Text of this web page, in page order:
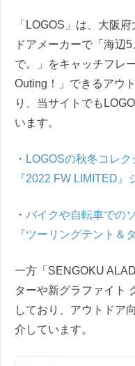
「LOGOS」は、大阪
ドアメーカーで「海辺
で。」をキャッチフレ
Outing！」できるアウ
り、当サイトでも
います。
・ LOGOSの秋冬コレ
『2022 FW LIMITED
・ バイクや自転車での
『ツーリングテント＆
一方「SENGOKU
ターや新グラファイト
しており、アウトドア
介しています。